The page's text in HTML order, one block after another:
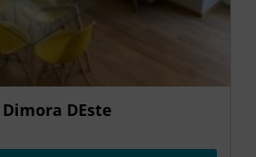
Dimora DEste